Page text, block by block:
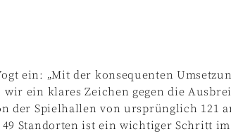
ein: „Mit der konsequenten
wir ein klares Zeichen gegen die
der Spielhallen von ursprünglich 121
Standorten ist ein wichtiger Schritt im